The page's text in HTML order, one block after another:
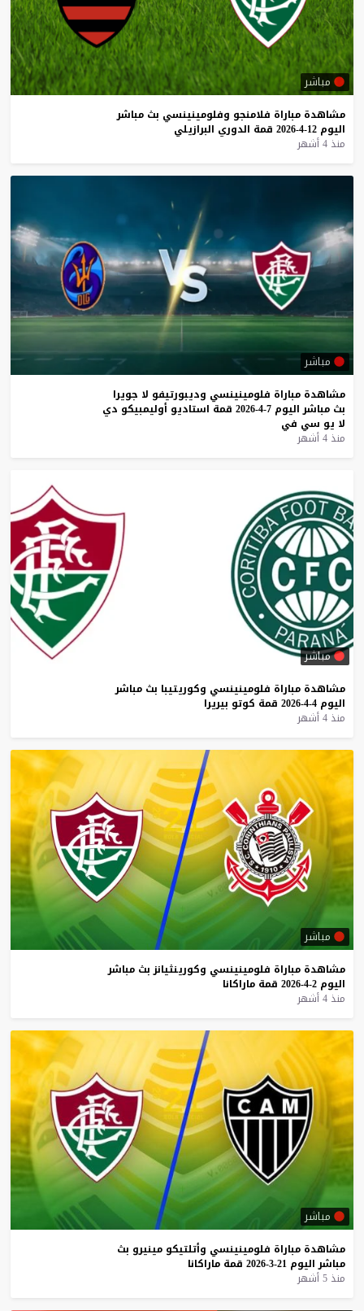
مباشر
مشاهدة مباراة فلامنجو وفلومينينسي بث مباشر
اليوم 12-4-2026 قمة الدوري البرازيلي
منذ 4 أشهر
مباشر
مشاهدة مباراة فلومينينسي وديبورتيفو لا جويرا
بث مباشر اليوم 7-4-2026 قمة استاديو أوليمبيكو دي
لا يو سي في
منذ 4 أشهر
مباشر
مشاهدة مباراة فلومينينسي وكوريتيبا بث مباشر
اليوم 4-4-2026 قمة كوتو بيريرا
منذ 4 أشهر
مباشر
مشاهدة مباراة فلومينينسي وكورينثيانز بث مباشر
اليوم 2-4-2026 قمة ماراكانا
منذ 4 أشهر
مباشر
مشاهدة مباراة فلومينينسي وأتلتيكو مينيرو بث
مباشر اليوم 21-3-2026 قمة ماراكانا
منذ 5 أشهر